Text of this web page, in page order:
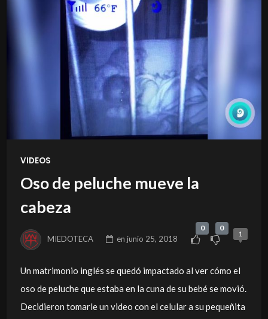
VIDEOS
Oso de peluche mueve la
cabeza
MIEDOTECA enjunio 25, 2018
0 0
1
Un matrimonio inglés se quedó impactado al ver cómo el
oso de peluche que estaba en la cuna de su bebé se movió.
Decidieron tomarle un video con el celular a su pequeñita